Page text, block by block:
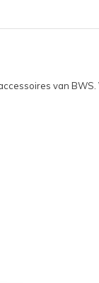
van BWS.